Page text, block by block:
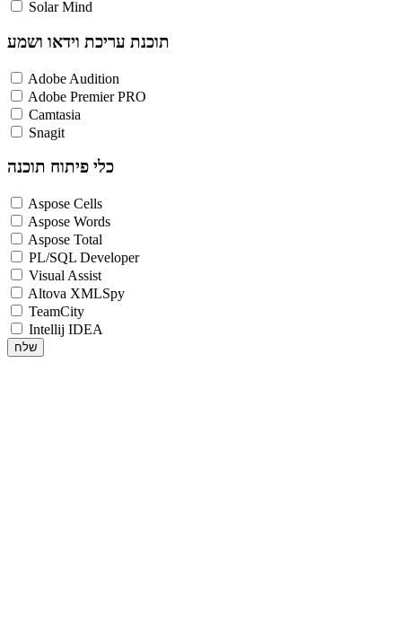
Solar Mind
תוכנת עריכת וידאו ושמע
Adobe Audition
Adobe Premier PRO
Camtasia
Snagit
כלי פיתוח תוכנה
Aspose Cells
Aspose Words
Aspose Total
PL/SQL Developer
Visual Assist
Altova XMLSpy
TeamCity
Intellij IDEA